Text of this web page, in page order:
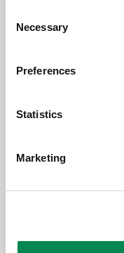
Selection
Necessary
Preferences
Statistics
Marketing
€ 849,00